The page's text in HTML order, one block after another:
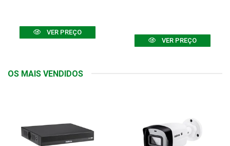
VER PREÇO
VER PREÇO
OS MAIS VENDIDOS